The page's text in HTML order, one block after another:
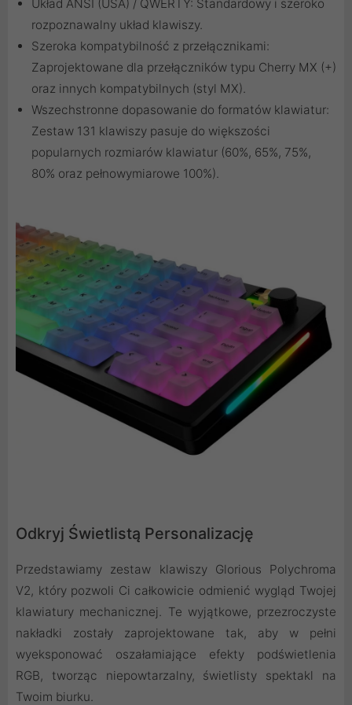
Układ ANSI (USA) / QWERTY: Standardowy i szeroko
rozpoznawalny układ klawiszy.
Szeroka kompatybilność z przełącznikami:
Zaprojektowane dla przełączników typu Cherry MX (+)
oraz innych kompatybilnych (styl MX).
Wszechstronne dopasowanie do formatów klawiatur:
Zestaw 131 klawiszy pasuje do większości
popularnych rozmiarów klawiatur (60%, 65%, 75%,
80% oraz pełnowymiarowe 100%).
Odkryj Świetlistą Personalizację
Przedstawiamy zestaw klawiszy Glorious Polychroma
V2, który pozwoli Ci całkowicie odmienić wygląd Twojej
klawiatury mechanicznej. Te wyjątkowe, przezroczyste
nakładki zostały zaprojektowane tak, aby w pełni
wyeksponować oszałamiające efekty podświetlenia
RGB, tworząc niepowtarzalny, świetlisty spektakl na
Twoim biurku.